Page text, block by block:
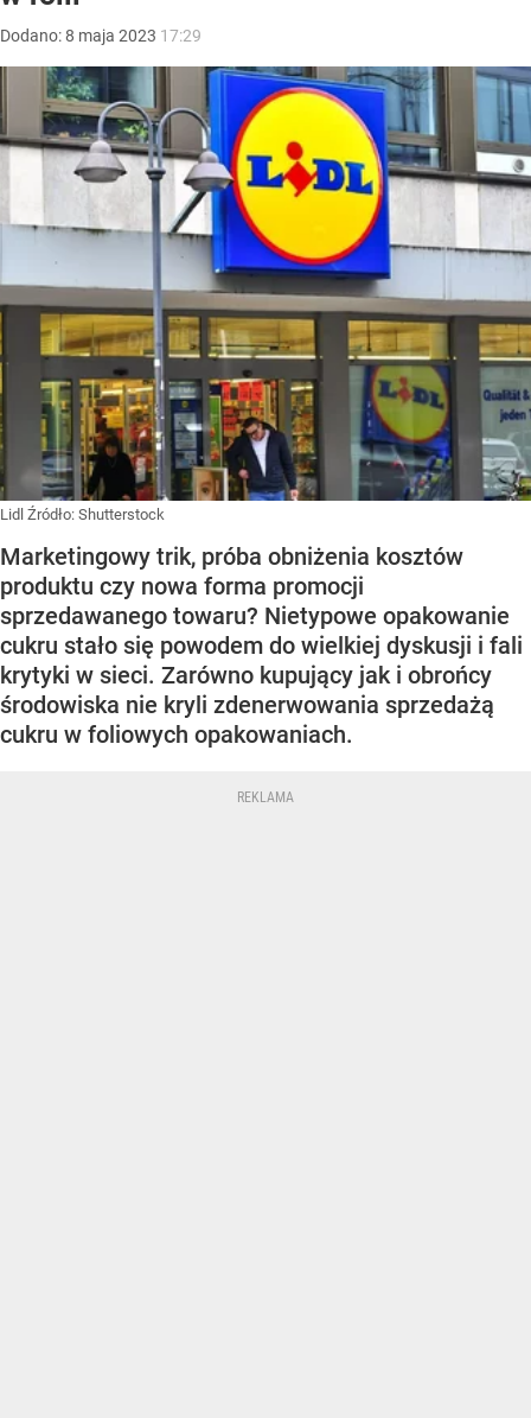
Dodano:8 maja 2023 17:29
Lidl Źródło: Shutterstock
Marketingowy trik, próba obniżenia kosztów
produktu czy nowa forma promocji
sprzedawanego towaru? Nietypowe opakowanie
cukru stało się powodem do wielkiej dyskusji i fali
krytyki w sieci. Zarówno kupujący jak i obrońcy
środowiska nie kryli zdenerwowania sprzedażą
cukru w foliowych opakowaniach.